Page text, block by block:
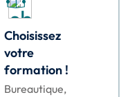
Choisissez
votre
formation !
Bureautique,